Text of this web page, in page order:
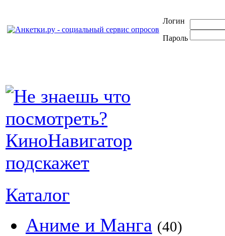
Логин
Пароль
Каталог
Аниме и Манга (40)